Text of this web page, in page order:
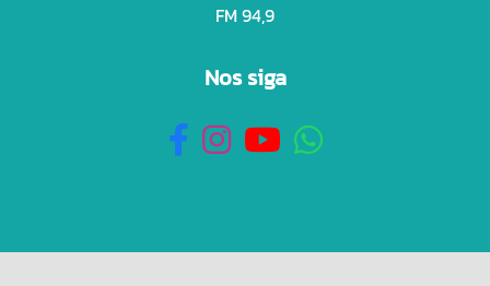
FM 94,9
Nos siga